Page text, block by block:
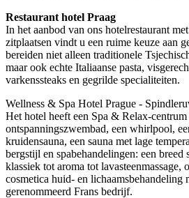
Restaurant hotel Praag
In het aanbod van ons hotelrestaurant
zitplaatsen vindt u een ruime keuze aan
bereiden niet alleen traditionele
maar ook echte Italiaanse pasta,
varkenssteaks en gegrilde specialiteiten.
Wellness & Spa Hotel Prague -
Het hotel heeft een Spa & Relax-centrum
ontspanningszwembad, een whirlpool,
kruidensauna, een sauna met lage
bergstijl en spabehandelingen: een breed
klassiek tot aroma tot lavasteenmassage,
cosmetica huid- en lichaamsbehandeling
gerenommeerd Frans bedrijf.